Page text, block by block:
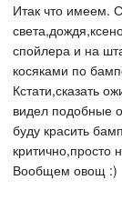
Итак что имеем.
спойлера и на
косяками по
Кстати,сказать
видел подобные
буду красить
критично,просто
Вообщем овощ :)